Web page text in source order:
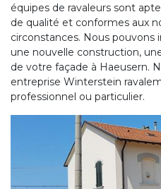
équipes de ravaleurs sont
de qualité et conformes aux
circonstances. Nous
une nouvelle construction,
de votre façade à Haeusern.
entreprise Winterstein
professionnel ou particulier.